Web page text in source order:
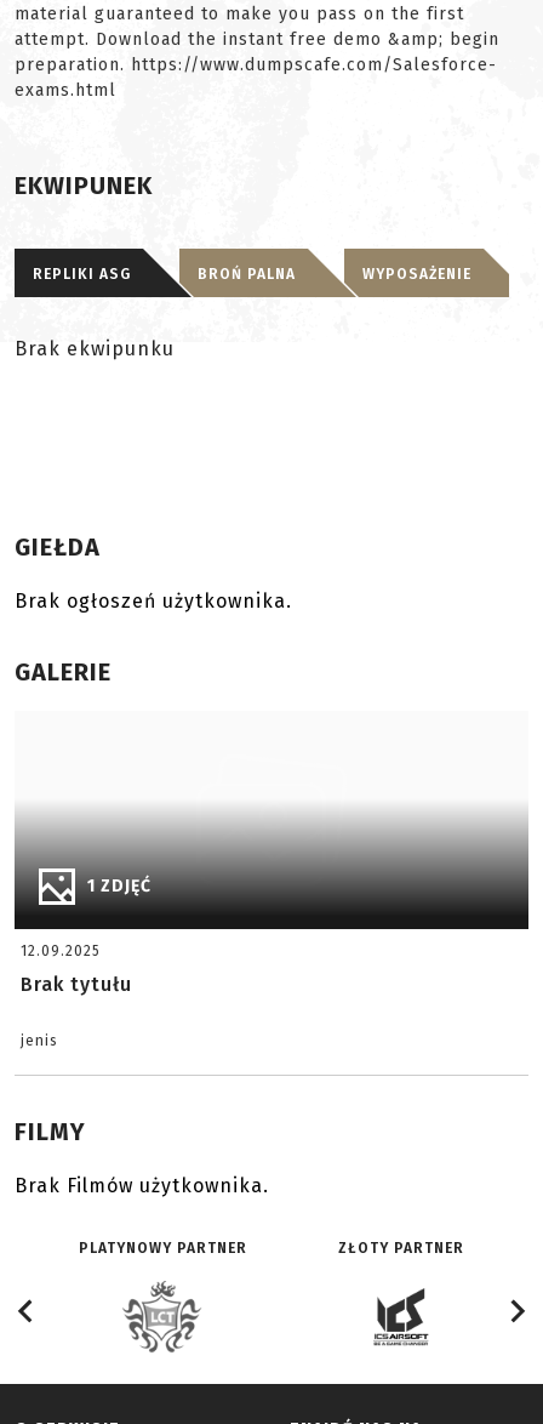
material guaranteed to make you pass on the first
attempt. Download the instant free demo &amp; begin
preparation. https://www.dumpscafe.com/Salesforce-
exams.html
EKWIPUNEK
REPLIKI ASG BROŃ PALNA WYPOSAŻENIE
Brak ekwipunku
GIEŁDA
Brak ogłoszeń użytkownika.
GALERIE
1 ZDJĘĆ
12.09.2025
Brak tytułu
jenis
FILMY
Brak Filmów użytkownika.
PLATYNOWY PARTNER ZŁOTY PARTNER